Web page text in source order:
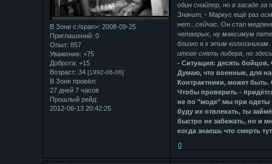
В Зоне с:/span>: 2008-09-25
Приглашений: 0
Опыт: 857
Уважение: +75
Доброта: +15
Возраст: 34 [1992-06-06]
В Зоне провёл:
27 дней 7 часов
Прошлый рейд:
2012-06-13 20:42:25
один снайпер, но в засаде
Значит, - Маркус ещё раз
нет...сейчас.Он стал
четверых, ну максимум
близко я к этим
итоге снять лидера, но
- Ситуация: десять бойцов,
Думаю, что военные, для
Контрактники, может быть.
Чтобы проверить -
не по "моде" мы при одеты
буду их отвлекать, ты
быстро не забежать, но и
когда знаешь что смерть
0